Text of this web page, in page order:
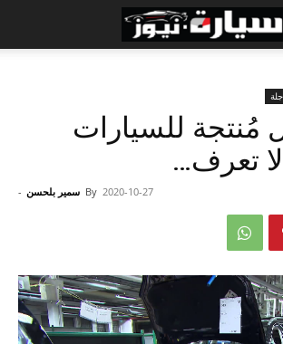
مُنتجة للسيارات
تعرف…
By سمير بلحسن - 2020-10-27